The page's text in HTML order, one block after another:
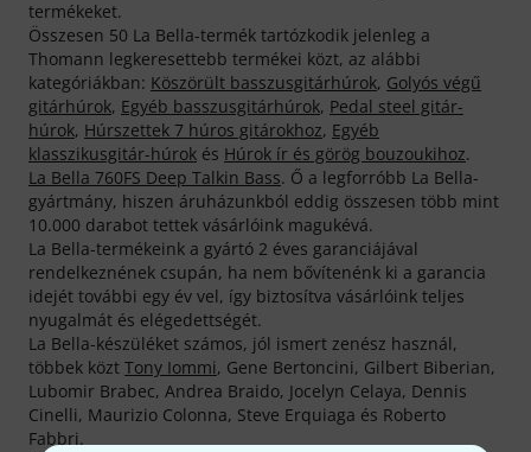
termékeket.
Összesen 50 La Bella-termék tartózkodik jelenleg a
Thomann legkeresettebb termékei közt, az alábbi
kategóriákban: Köszörült basszusgitárhúrok, Golyós végű
gitárhúrok, Egyéb basszusgitárhúrok, Pedal steel gitár-
húrok, Húrszettek 7 húros gitárokhoz, Egyéb
klasszikusgitár-húrok és Húrok ír és görög bouzoukihoz.
La Bella 760FS Deep Talkin Bass. Ő a legforróbb La Bella-
gyártmány, hiszen áruházunkból eddig összesen több mint
10.000 darabot tettek vásárlóink magukévá.
La Bella-termékeink a gyártó 2 éves garanciájával
rendelkeznének csupán, ha nem bővítenénk ki a garancia
idejét további egy év vel, így biztosítva vásárlóink teljes
nyugalmát és elégedettségét.
La Bella-készüléket számos, jól ismert zenész használ,
többek közt Tony Iommi, Gene Bertoncini, Gilbert Biberian,
Lubomir Brabec, Andrea Braido, Jocelyn Celaya, Dennis
Cinelli, Maurizio Colonna, Steve Erquiaga és Roberto
Fabbri.